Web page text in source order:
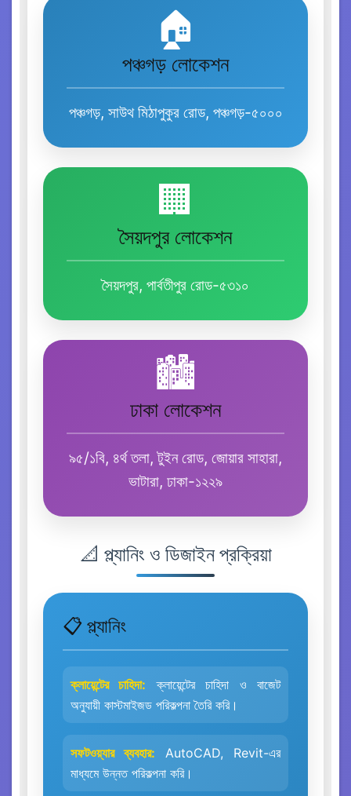
🏠
পঞ্চগড় লোকেশন
পঞ্চগড়, সাউথ মিঠাপুকুর রোড, পঞ্চগড়-৫০০০
🏢
সৈয়দপুর লোকেশন
সৈয়দপুর, পার্বতীপুর রোড-৫৩১০
🏙️
ঢাকা লোকেশন
৯৫/১বি, ৪র্থ তলা, টুইন রোড, জোয়ার সাহারা,
ভাটারা, ঢাকা-১২২৯
📐 প্ল্যানিং ও ডিজাইন প্রক্রিয়া
📋 প্ল্যানিং
ক্লায়েন্টের চাহিদা: ক্লায়েন্টের চাহিদা ও বাজেট
অনুযায়ী কাস্টমাইজড পরিকল্পনা তৈরি করি।
সফটওয়্যার ব্যবহার: AutoCAD, Revit-এর
মাধ্যমে উন্নত পরিকল্পনা করি।